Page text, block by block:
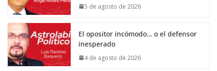
5 de agosto de 2026
El opositor incómodo… o el defensor
inesperado
4 de agosto de 2026